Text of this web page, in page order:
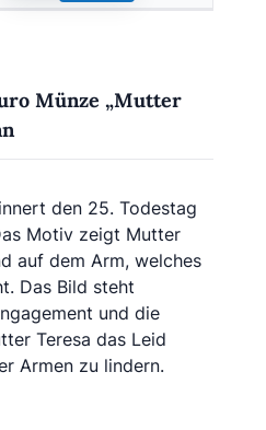
Münze „Mutter
den 25. Todestag
Motiv zeigt Mutter
auf dem Arm, welches
Das Bild steht
und die
Teresa das Leid
Armen zu lindern.